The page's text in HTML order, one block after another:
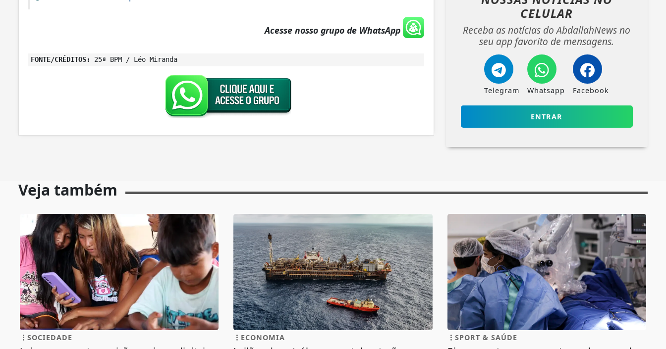
Acesse nosso grupo de WhatsApp
FONTE/CRÉDITOS: 25ª BPM / Léo Miranda
CELULAR
Receba as notícias do AbdallahNews no
seu app favorito de mensagens.
Telegram Whatsapp Facebook
ENTRAR
Veja também
SOCIEDADE ECONOMIA SPORT & SAÚDE